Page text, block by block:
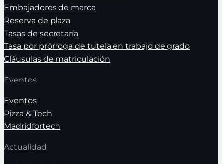
Embajadores de marca
Reserva de plaza
Tasas de secretaría
Tasa por prórroga de tutela en trabajo de grado
Cláusulas de matriculación
Eventos
Eventos
Pizza & Tech
Madridfortech
Actualidad